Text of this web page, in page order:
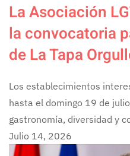
La Asociación
la convocatoria
de La Tapa
Los establecimientos
hasta el domingo 19 de
gastronomía, diversidad y
Julio 14, 2026